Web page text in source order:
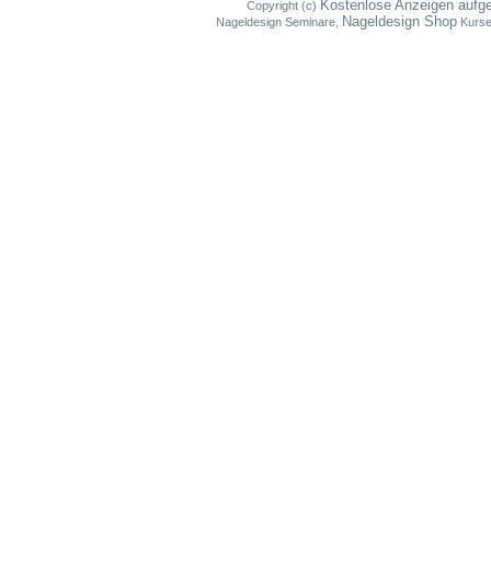
Copyright (c) Kostenlose Anzeigen
Nageldesign Seminare, Nageldesign Shop